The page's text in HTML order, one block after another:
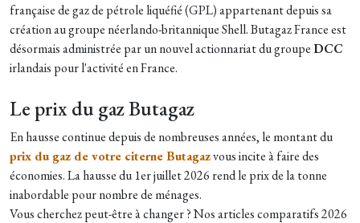
française de gaz de pétrole liquéfié (GPL) appartenant depuis sa
création au groupe néerlando-britannique Shell. Butagaz France est
désormais administrée par un nouvel actionnariat du groupeDCC
irlandais pour l'activité en France.
Le prix du gaz Butagaz
En hausse continue depuis de nombreuses années, le montant du
prix du gaz de votre citerne Butagazvous incite à faire des
économies. La hausse du 1er juillet 2026 rend le prix de la tonne
inabordable pour nombre de ménages.
Vous cherchez peut-être à changer ? Nos articles comparatifs 2026